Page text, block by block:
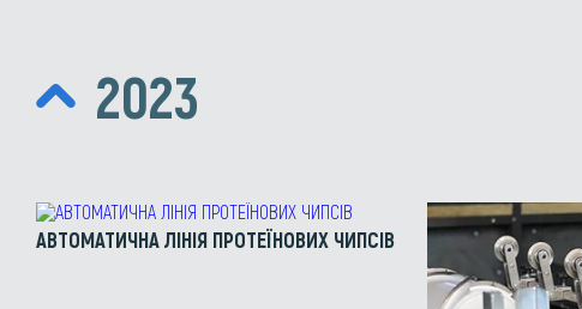
2023
АВТОМАТИЧНА ЛІНІЯ ПРОТЕЇНОВИХ ЧИПСІВ